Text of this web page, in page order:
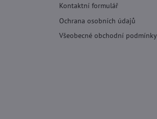
Kontaktní formulář
Ochrana osobních údajů
Všeobecné obchodní podmínky